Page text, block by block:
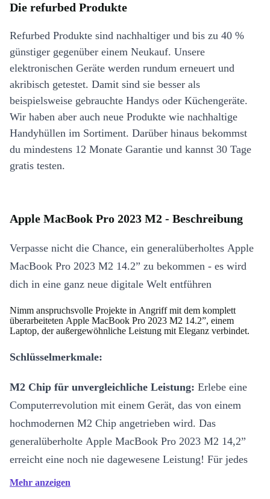
Die refurbed Produkte
Refurbed Produkte sind nachhaltiger und bis zu 40 %
günstiger gegenüber einem Neukauf. Unsere
elektronischen Geräte werden rundum erneuert und
akribisch getestet. Damit sind sie besser als
beispielsweise gebrauchte Handys oder Küchengeräte.
Wir haben aber auch neue Produkte wie nachhaltige
Handyhüllen im Sortiment. Darüber hinaus bekommst
du mindestens 12 Monate Garantie und kannst 30 Tage
gratis testen.
Apple MacBook Pro 2023 M2 - Beschreibung
Verpasse nicht die Chance, ein generalüberholtes Apple
MacBook Pro 2023 M2 14.2” zu bekommen - es wird
dich in eine ganz neue digitale Welt entführen
Nimm anspruchsvolle Projekte in Angriff mit dem komplett
überarbeiteten Apple MacBook Pro 2023 M2 14.2”, einem
Laptop, der außergewöhnliche Leistung mit Eleganz verbindet.
Schlüsselmerkmale:
M2 Chip für unvergleichliche Leistung: Erlebe eine
Computerrevolution mit einem Gerät, das von einem
hochmodernen M2 Chip angetrieben wird. Das
generalüberholte Apple MacBook Pro 2023 M2 14,2”
erreicht eine noch nie dagewesene Leistung! Für jedes
deiner Projekte eröffnet dir dieser Laptop mit M2 Chip
Mehr anzeigen